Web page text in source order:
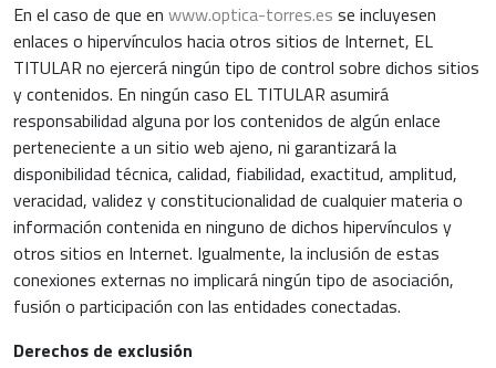
En el caso de que en www.optica-torres.es se incluyesen
enlaces o hipervínculos hacia otros sitios de Internet, EL
TITULAR no ejercerá ningún tipo de control sobre dichos sitios
y contenidos. En ningún caso EL TITULAR asumirá
responsabilidad alguna por los contenidos de algún enlace
perteneciente a un sitio web ajeno, ni garantizará la
disponibilidad técnica, calidad, fiabilidad, exactitud, amplitud,
veracidad, validez y constitucionalidad de cualquier materia o
información contenida en ninguno de dichos hipervínculos y
otros sitios en Internet. Igualmente, la inclusión de estas
conexiones externas no implicará ningún tipo de asociación,
fusión o participación con las entidades conectadas.
Derechos de exclusión